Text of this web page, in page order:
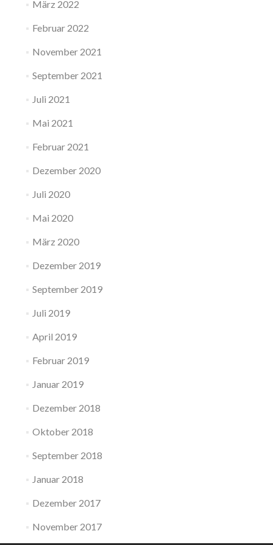
März 2022
Februar 2022
November 2021
September 2021
Juli 2021
Mai 2021
Februar 2021
Dezember 2020
Juli 2020
Mai 2020
März 2020
Dezember 2019
September 2019
Juli 2019
April 2019
Februar 2019
Januar 2019
Dezember 2018
Oktober 2018
September 2018
Januar 2018
Dezember 2017
November 2017